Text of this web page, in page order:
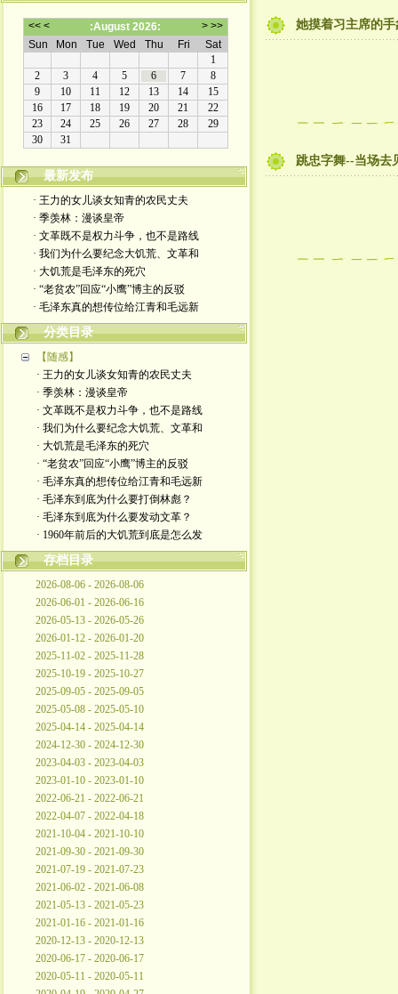
最新发布
· 王力的女儿谈女知青的农民丈夫
· 季羡林：漫谈皇帝
· 文革既不是权力斗争，也不是路线
· 我们为什么要纪念大饥荒、文革和
· 大饥荒是毛泽东的死穴
· “老贫农”回应“小鹰”博主的反驳
· 毛泽东真的想传位给江青和毛远新
分类目录
【随感】
· 王力的女儿谈女知青的农民丈夫
· 季羡林：漫谈皇帝
· 文革既不是权力斗争，也不是路线
· 我们为什么要纪念大饥荒、文革和
· 大饥荒是毛泽东的死穴
· “老贫农”回应“小鹰”博主的反驳
· 毛泽东真的想传位给江青和毛远新
· 毛泽东到底为什么要打倒林彪？
· 毛泽东到底为什么要发动文革？
· 1960年前后的大饥荒到底是怎么发
存档目录
2026-08-06 - 2026-08-06
2026-06-01 - 2026-06-16
2026-05-13 - 2026-05-26
2026-01-12 - 2026-01-20
2025-11-02 - 2025-11-28
2025-10-19 - 2025-10-27
2025-09-05 - 2025-09-05
2025-05-08 - 2025-05-10
2025-04-14 - 2025-04-14
2024-12-30 - 2024-12-30
2023-04-03 - 2023-04-03
2023-01-10 - 2023-01-10
2022-06-21 - 2022-06-21
2022-04-07 - 2022-04-18
2021-10-04 - 2021-10-10
2021-09-30 - 2021-09-30
2021-07-19 - 2021-07-23
2021-06-02 - 2021-06-08
2021-05-13 - 2021-05-23
2021-01-16 - 2021-01-16
2020-12-13 - 2020-12-13
2020-06-17 - 2020-06-17
2020-05-11 - 2020-05-11
她摸着习主席的
跳忠字舞--当场去